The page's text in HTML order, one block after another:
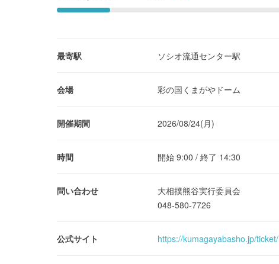
最寄駅 ソシオ流通センター駅
会場 彩の国くまがやドーム
開催期間 2026/08/24(月)
時間 開始 9:00 / 終了 14:30
問い合わせ
大相撲熊谷実行委員会
048-580-7726
公式サイト https://kumagayabasho.jp/ticket/